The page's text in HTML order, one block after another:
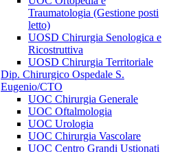
Traumatologia (Gestione posti
letto)
UOSD Chirurgia Senologica e
Ricostruttiva
UOSD Chirurgia Territoriale
Dip. Chirurgico Ospedale S.
Eugenio/CTO
UOC Chirurgia Generale
UOC Oftalmologia
UOC Urologia
UOC Chirurgia Vascolare
UOC Centro Grandi Ustionati